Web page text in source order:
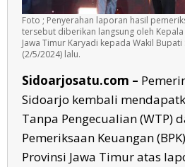
Foto ; Penyerahan laporan hasil
tersebut diberikan langsung oleh Kepala
Jawa Timur Karyadi kepada Wakil
(2/5/2024) lalu.
Sidoarjosatu.com –
Sidoarjo kembali
Tanpa Pengecualian (WTP)
Pemeriksaan Keuangan
Provinsi Jawa Timur atas